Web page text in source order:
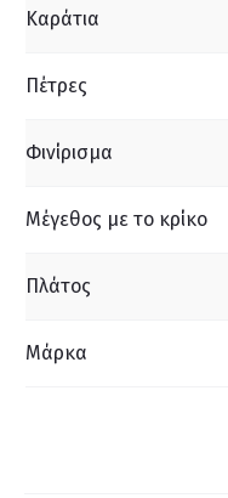
Καράτια
Πέτρες
Φινίρισμα
Μέγεθος με το κρίκο
Πλάτος
Μάρκα